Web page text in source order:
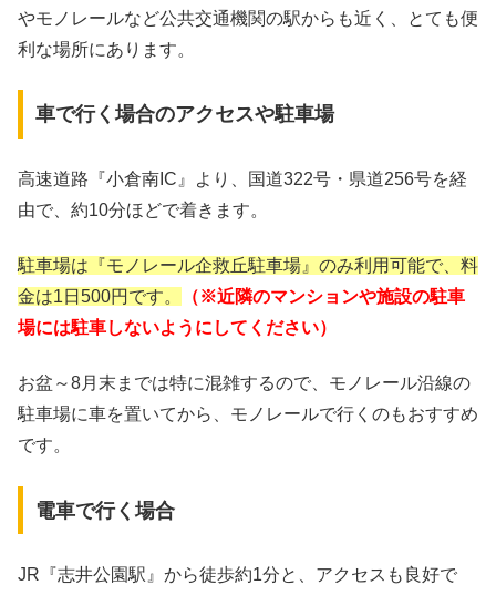
やモノレールなど公共交通機関の駅からも近く、とても便
利な場所にあります。
車で行く場合のアクセスや駐車場
高速道路『小倉南IC』より、国道322号・県道256号を経
由で、約10分ほどで着きます。
駐車場は『モノレール企救丘駐車場』のみ利用可能で、料
金は1日500円です。
（※近隣のマンションや施設の駐車
場には駐車しないようにしてください）
お盆～8月末までは特に混雑するので、モノレール沿線の
駐車場に車を置いてから、モノレールで行くのもおすすめ
です。
電車で行く場合
JR『志井公園駅』から徒歩約1分と、アクセスも良好で